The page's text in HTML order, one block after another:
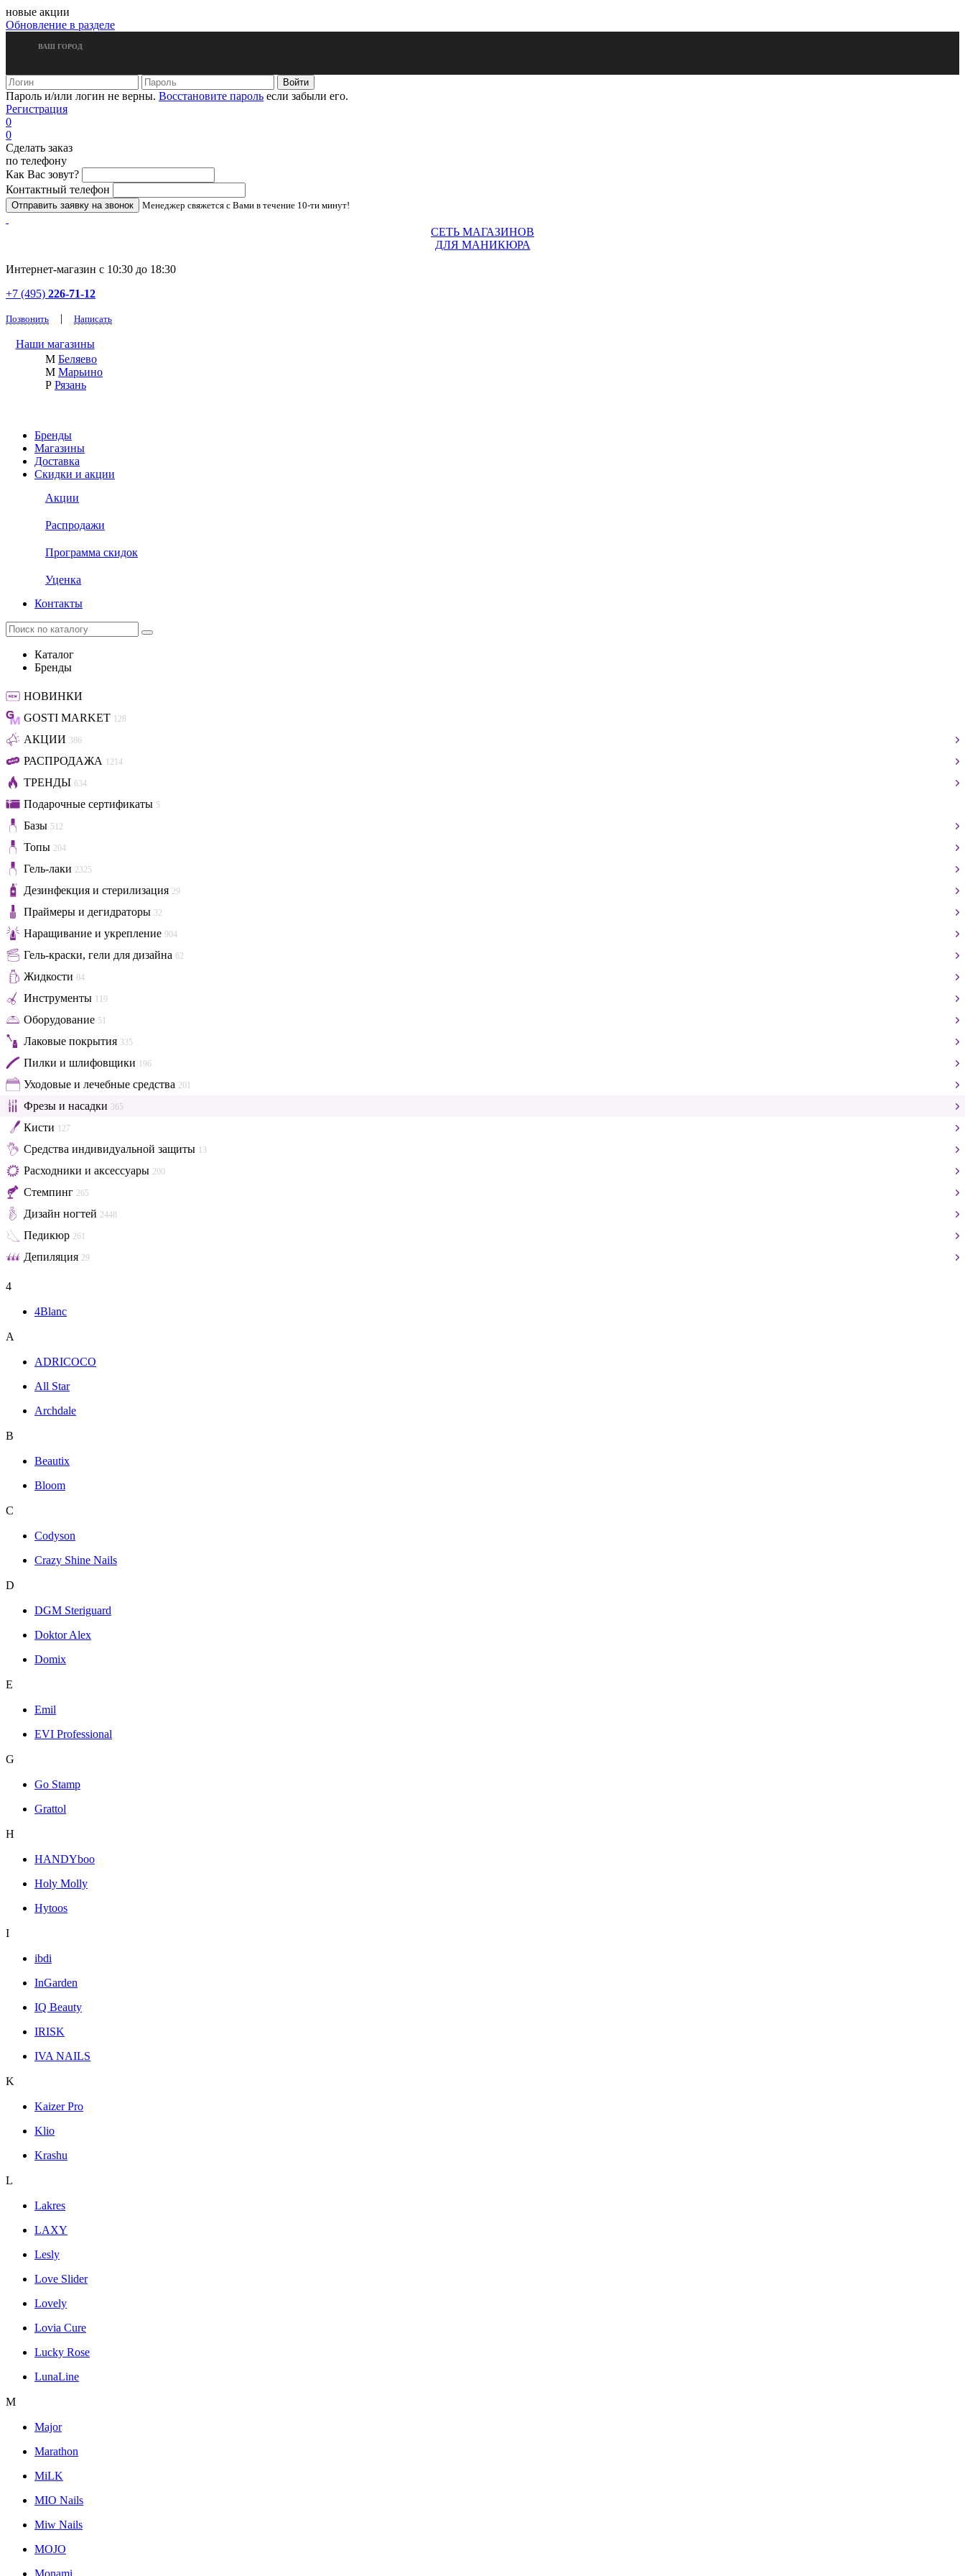
новые акции
Обновление в разделе
ВАШ ГОРОД
Пароль и/или логин не верны. Восстановите пароль если забыли его.
Регистрация
0
0
Сделать заказ
по телефону
Как Вас зовут?
Контактный телефон
Менеджер свяжется с Вами в течение 10-ти минут!
СЕТЬ МАГАЗИНОВ
ДЛЯ МАНИКЮРА
Интернет-магазин с 10:30 до 18:30
+7 (495) 226-71-12
Позвонить | Написать
Наши магазины
М Беляево
М Марьино
Р Рязань
Бренды
Магазины
Доставка
Скидки и акции
Акции
Распродажи
Программа скидок
Уценка
Контакты
Каталог
Бренды
НОВИНКИ
GOSTI MARKET 128
АКЦИИ 386
РАСПРОДАЖА 1214
ТРЕНДЫ 634
Подарочные сертификаты 5
Базы 512
Топы 204
Гель-лаки 2325
Дезинфекция и стерилизация 29
Праймеры и дегидраторы 32
Наращивание и укрепление 904
Гель-краски, гели для дизайна 62
Жидкости 84
Инструменты 119
Оборудование 51
Лаковые покрытия 335
Пилки и шлифовщики 196
Уходовые и лечебные средства 201
Фрезы и насадки 365
Кисти 127
Средства индивидуальной защиты 13
Расходники и аксессуары 200
Стемпинг 265
Дизайн ногтей 2448
Педикюр 261
Депиляция 29
4
4Blanc
A
ADRICOCO
All Star
Archdale
B
Beautix
Bloom
C
Codyson
Crazy Shine Nails
D
DGM Steriguard
Doktor Alex
Domix
E
Emil
EVI Professional
G
Go Stamp
Grattol
H
HANDYboo
Holy Molly
Hytoos
I
ibdi
InGarden
IQ Beauty
IRISK
IVA NAILS
K
Kaizer Pro
Klio
Krashu
L
Lakres
LAXY
Lesly
Love Slider
Lovely
Lovia Cure
Lucky Rose
LunaLine
M
Major
Marathon
MiLK
MIO Nails
Miw Nails
MOJO
Monami